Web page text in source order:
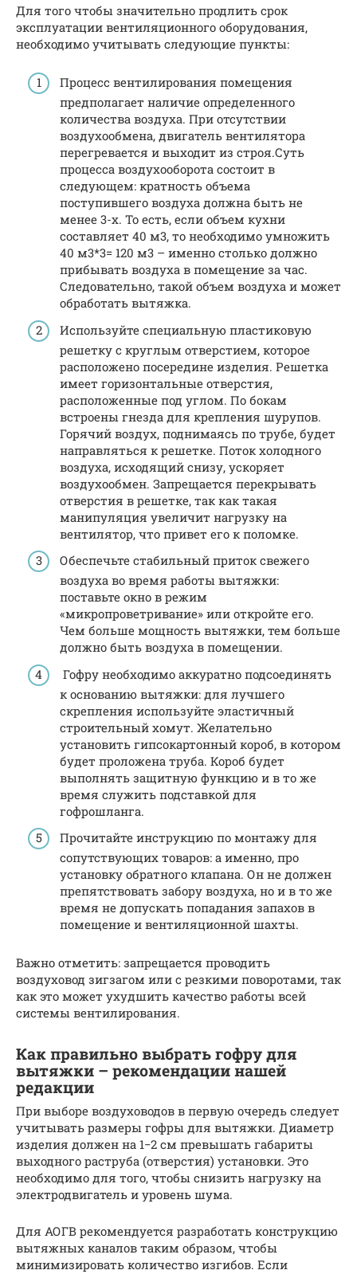
Для того чтобы значительно продлить срок
эксплуатации вентиляционного оборудования,
необходимо учитывать следующие пункты:
Процесс вентилирования помещения
предполагает наличие определенного
количества воздуха. При отсутствии
воздухообмена, двигатель вентилятора
перегревается и выходит из строя.Суть
процесса воздухооборота состоит в
следующем: кратность объема
поступившего воздуха должна быть не
менее 3-х. То есть, если объем кухни
составляет 40 м3, то необходимо умножить
40 м3*3= 120 м3 – именно столько должно
прибывать воздуха в помещение за час.
Следовательно, такой объем воздуха и может
обработать вытяжка.
Используйте специальную пластиковую
решетку с круглым отверстием, которое
расположено посередине изделия. Решетка
имеет горизонтальные отверстия,
расположенные под углом. По бокам
встроены гнезда для крепления шурупов.
Горячий воздух, поднимаясь по трубе, будет
направляться к решетке. Поток холодного
воздуха, исходящий снизу, ускоряет
воздухообмен. Запрещается перекрывать
отверстия в решетке, так как такая
манипуляция увеличит нагрузку на
вентилятор, что привет его к поломке.
Обеспечьте стабильный приток свежего
воздуха во время работы вытяжки:
поставьте окно в режим
«микропроветривание» или откройте его.
Чем больше мощность вытяжки, тем больше
должно быть воздуха в помещении.
Гофру необходимо аккуратно подсоединять
к основанию вытяжки: для лучшего
скрепления используйте эластичный
строительный хомут. Желательно
установить гипсокартонный короб, в котором
будет проложена труба. Короб будет
выполнять защитную функцию и в то же
время служить подставкой для
гофрошланга.
Прочитайте инструкцию по монтажу для
сопутствующих товаров: а именно, про
установку обратного клапана. Он не должен
препятствовать забору воздуха, но и в то же
время не допускать попадания запахов в
помещение и вентиляционной шахты.
Важно отметить: запрещается проводить
воздуховод зигзагом или с резкими поворотами, так
как это может ухудшить качество работы всей
системы вентилирования.
Как правильно выбрать гофру для
вытяжки – рекомендации нашей
редакции
При выборе воздуховодов в первую очередь следует
учитывать размеры гофры для вытяжки. Диаметр
изделия должен на 1−2 см превышать габариты
выходного раструба (отверстия) установки. Это
необходимо для того, чтобы снизить нагрузку на
электродвигатель и уровень шума.
Для АОГВ рекомендуется разработать конструкцию
вытяжных каналов таким образом, чтобы
минимизировать количество изгибов. Если